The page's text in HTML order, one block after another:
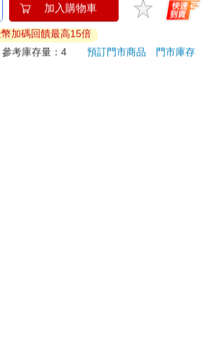
蝦米與毛孩_平面防護
口罩（2入）
特價 35 元
【
晚